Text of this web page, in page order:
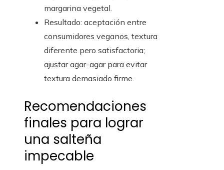
margarina vegetal.
Resultado: aceptación entre
consumidores veganos, textura
diferente pero satisfactoria;
ajustar agar-agar para evitar
textura demasiado firme.
Recomendaciones
finales para lograr
una salteña
impecable